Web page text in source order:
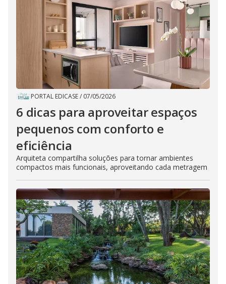
PORTAL EDICASE/ 07/05/2026
6 dicas para aproveitar espaços
pequenos com conforto e
eficiência
Arquiteta compartilha soluções para tornar ambientes
compactos mais funcionais, aproveitando cada metragem